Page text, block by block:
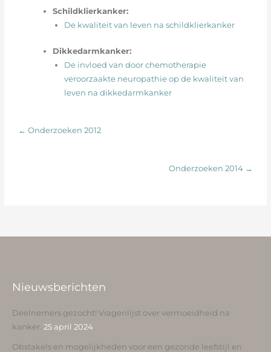
Schildklierkanker:
De kwaliteit van leven na schildklierkanker
Dikkedarmkanker:
De invloed van door chemotherapie
veroorzaakte neuropathie op de kwaliteit van
leven na dikkedarmkanker
← Onderzoeken 2012
Onderzoeken 2014 →
Nieuwsberichten
Deelnemers gezocht! Vragenlijst over vermoeidheid na
kanker. 25 april 2024
Obstakels en mogelijkheden voor een gezonde leefstijl en